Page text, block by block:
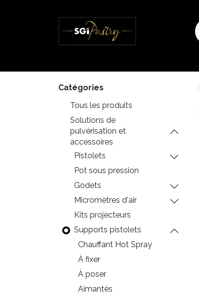
Catégories
Tous les produits
Solutions de
pulvérisation et
accessoires
Pistolets
Pot sous pression
Godets
Micromètres d'air
Kits projecteurs
Supports pistolets
Chauffant Hot Spray
À fixer
À poser
Aimantés